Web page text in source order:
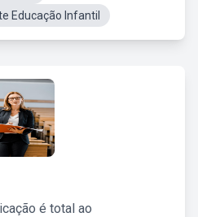
Educação Infantil
é total ao